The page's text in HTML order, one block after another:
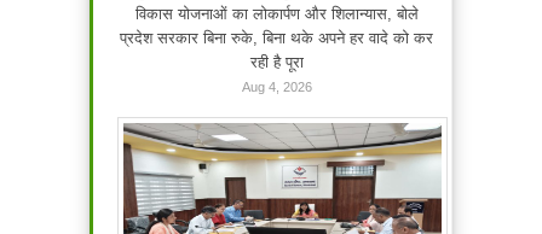
विकास योजनाओं का लोकार्पण और शिलान्यास, बोले
प्रदेश सरकार बिना रुके, बिना थके अपने हर वादे को कर
रही है पूरा
Aug 4, 2026